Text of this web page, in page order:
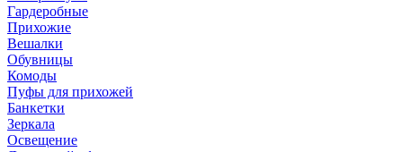
Гардеробные
Прихожие
Вешалки
Обувницы
Комоды
Пуфы для прихожей
Банкетки
Зеркала
Освещение